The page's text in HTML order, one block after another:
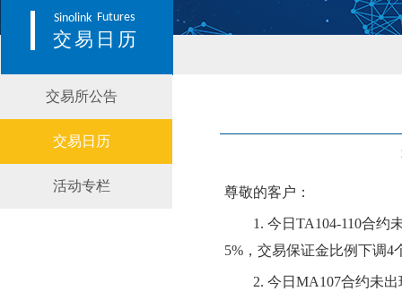
Sinolink Futures
交易日历
交易所公告
交易日历
活动专栏 尊敬的客户：
1. 今日 TA104-110合约
5%，交易保证金比例下调4
2. 今日 MA107合约未出